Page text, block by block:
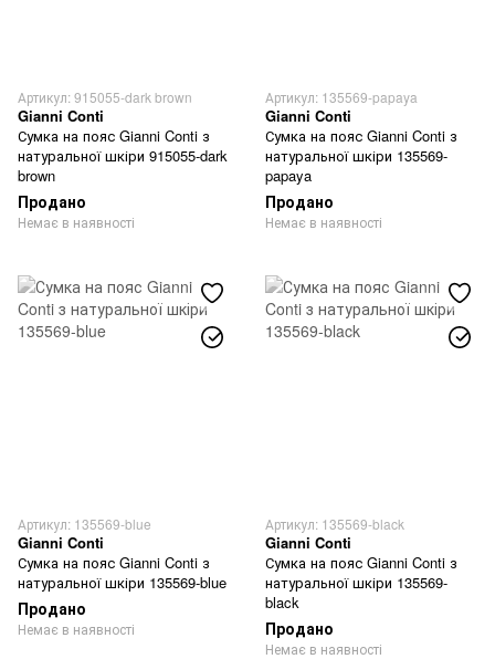
Артикул: 915055-dark brown
Gianni Conti
Сумка на пояс Gianni Conti з
натуральної шкіри 915055-dark
brown
Продано
Немає в наявності
Артикул: 135569-papaya
Gianni Conti
Сумка на пояс Gianni Conti з
натуральної шкіри 135569-
papaya
Продано
Немає в наявності
Артикул: 135569-blue
Gianni Conti
Сумка на пояс Gianni Conti з
натуральної шкіри 135569-blue
Продано
Немає в наявності
Артикул: 135569-black
Gianni Conti
Сумка на пояс Gianni Conti з
натуральної шкіри 135569-
black
Продано
Немає в наявності